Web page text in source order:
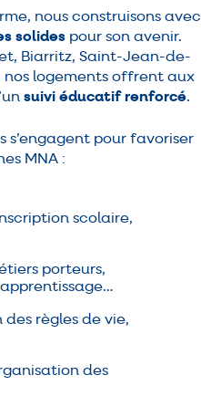
nous construisons avec
solidespour son avenir.
Biarritz, Saint-Jean-de-
nos logements offrent aux
suivi éducatif renforcé.
s’engagent pour favoriser
MNA :
scolaire,
porteurs,
règles de vie,
des